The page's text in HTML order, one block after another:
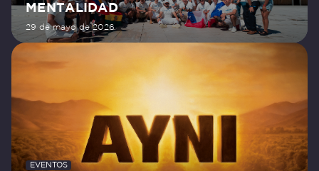
MENTALIDAD
29 de mayo de 2026
EVENTOS